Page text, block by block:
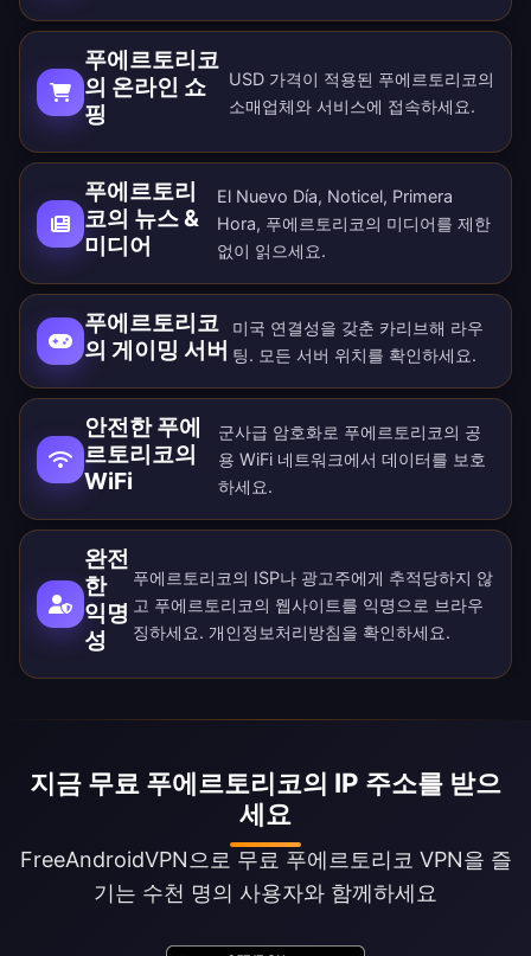
푸에르토리코
의 온라인 쇼
핑
USD 가격이 적용된 푸에르토리코의
소매업체와 서비스에 접속하세요.
푸에르토리
코의 뉴스 &
미디어
El Nuevo Día, Noticel, Primera
Hora, 푸에르토리코의 미디어를 제한
없이 읽으세요.
푸에르토리코
의 게이밍 서버
미국 연결성을 갖춘 카리브해 라우
팅. 모든 서버 위치를 확인하세요.
안전한 푸에
르토리코의
WiFi
군사급 암호화로 푸에르토리코의 공
용 WiFi 네트워크에서 데이터를 보호
하세요.
완전
한
익명
성
푸에르토리코의 ISP나 광고주에게 추적당하지 않
고 푸에르토리코의 웹사이트를 익명으로 브라우
징하세요. 개인정보처리방침을 확인하세요.
지금 무료 푸에르토리코의 IP 주소를 받으
세요
FreeAndroidVPN으로 무료 푸에르토리코 VPN을 즐
기는 수천 명의 사용자와 함께하세요